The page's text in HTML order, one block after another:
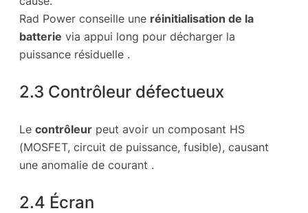
Rad Power conseille une réinitialisation de la
batterie via appui long pour décharger la
puissance résiduelle .
2.3 Contrôleur défectueux
Le contrôleur peut avoir un composant HS
(MOSFET, circuit de puissance, fusible), causant
une anomalie de courant .
2.4 Écran